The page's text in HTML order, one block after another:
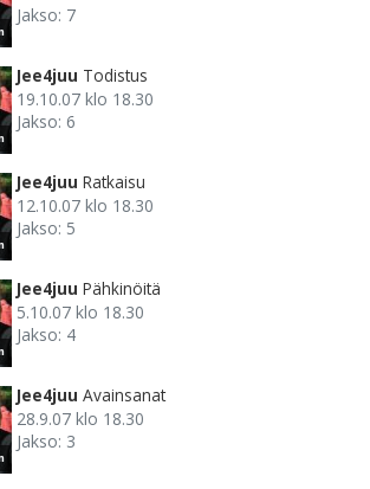
Jakso: 7
Jee4juu Todistus
19.10.07 klo 18.30
Jakso: 6
Jee4juu Ratkaisu
12.10.07 klo 18.30
Jakso: 5
Jee4juu Pähkinöitä
5.10.07 klo 18.30
Jakso: 4
Jee4juu Avainsanat
28.9.07 klo 18.30
Jakso: 3